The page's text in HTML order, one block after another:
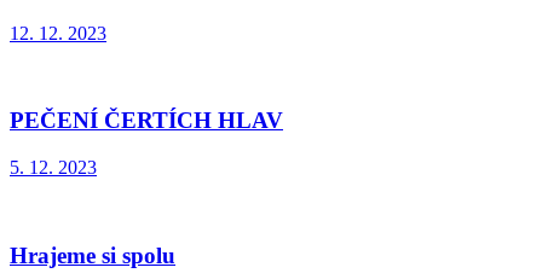
12. 12. 2023
PEČENÍ ČERTÍCH HLAV
5. 12. 2023
Hrajeme si spolu